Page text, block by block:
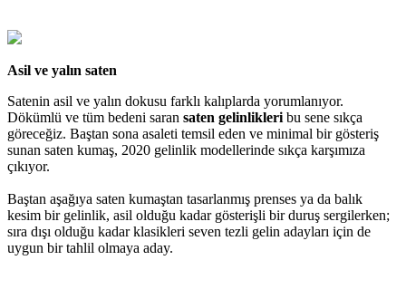
Asil ve yalın saten
Satenin asil ve yalın dokusu farklı kalıplarda yorumlanıyor.
Dökümlü ve tüm bedeni saran saten gelinlikleri bu sene sıkça
göreceğiz. Baştan sona asaleti temsil eden ve minimal bir gösteriş
sunan saten kumaş, 2020 gelinlik modellerinde sıkça karşımıza
çıkıyor.
Baştan aşağıya saten kumaştan tasarlanmış prenses ya da balık
kesim bir gelinlik, asil olduğu kadar gösterişli bir duruş sergilerken;
sıra dışı olduğu kadar klasikleri seven tezli gelin adayları için de
uygun bir tahlil olmaya aday.